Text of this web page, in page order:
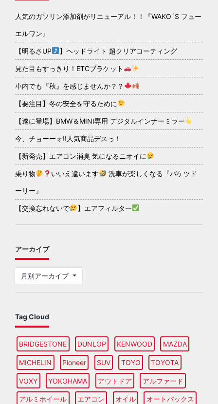
人気のガソリン添加剤がリニューアル！！『WAKO´S フュー
エルワン』
【明るさUP 】ヘッドライト 超クリアコーティング
見た目もすっきり！ETCブラケット
車内でも『秋』を感じませんか？？
【要注目】冬の安全を守るために
【遂に登場】BMW＆MINI専用 デジタルインナーミラー
今、チョーーォ!!人気商品デスっ！
【新発売】エアコン消臭 気になるニオイに
乗り物 いいえ違います 洗車が楽しくなる『バケツド
ーリー』
【交換忘れないで 】エアフィルター
アーカイブ
月別アーカイブ
Tag Cloud
BRIDGESTONE DUNLOP KENWOOD MAZDA
MICHELIN Pioneer SUV TOYO TOYOTA
VOXY YOKOHAMA アウトドア アルファード
アルミホイール エアコン オイル オートバックス